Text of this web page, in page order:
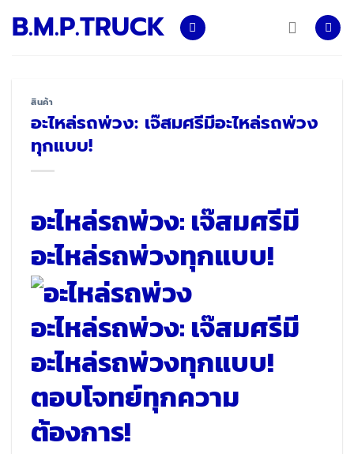
B.M.P.TRUCK
สินค้า
อะไหล่รถพ่วง: เจ๊สมศรีมีอะไหล่รถพ่วง
ทุกแบบ!
อะไหล่รถพ่วง: เจ๊สมศรีมี
อะไหล่รถพ่วงทุกแบบ!
อะไหล่รถพ่วง: เจ๊สมศรีมี
อะไหล่รถพ่วงทุกแบบ!
ตอบโจทย์ทุกความ
ต้องการ!